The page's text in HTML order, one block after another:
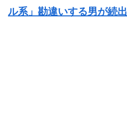
ル系」勘違いする男が続出